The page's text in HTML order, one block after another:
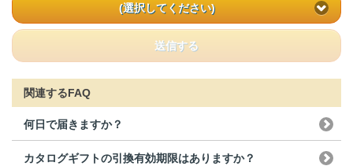
(選択してください)
送信する
関連するFAQ
何日で届きますか？
カタログギフトの引換有効期限はありますか？